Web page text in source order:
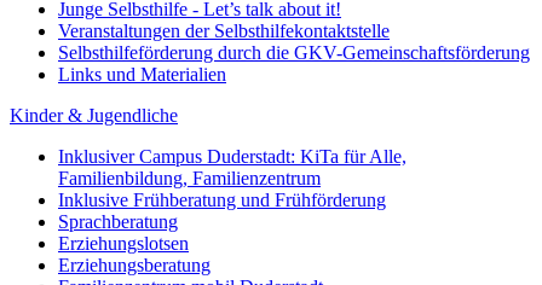
Junge Selbsthilfe - Let’s talk about it!
Veranstaltungen der Selbsthilfekontaktstelle
Selbsthilfeförderung durch die GKV-Gemeinschaftsförderung
Links und Materialien
Kinder & Jugendliche
Inklusiver Campus Duderstadt: KiTa für Alle,
Familienbildung, Familienzentrum
Inklusive Frühberatung und Frühförderung
Sprachberatung
Erziehungslotsen
Erziehungsberatung